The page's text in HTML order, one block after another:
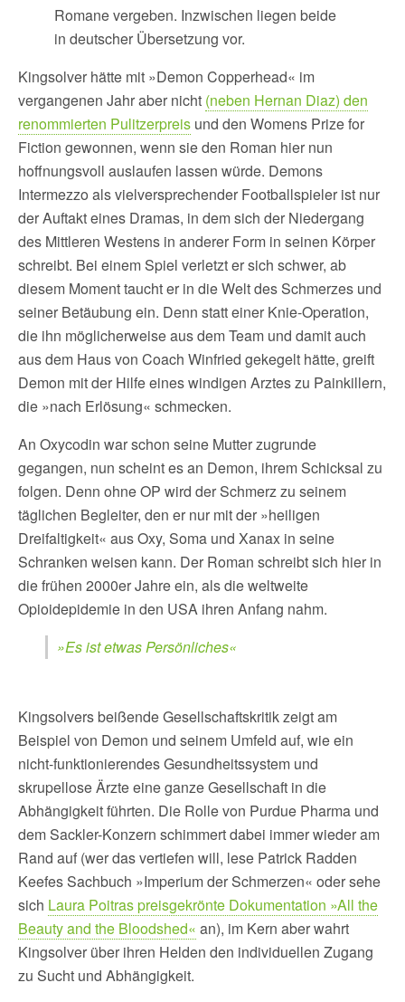
Romane vergeben. Inzwischen liegen beide
in deutscher Übersetzung vor.
Kingsolver hätte mit »Demon Copperhead« im
vergangenen Jahr aber nicht (neben Hernan Diaz) den
renommierten Pulitzerpreis und den Womens Prize for
Fiction gewonnen, wenn sie den Roman hier nun
hoffnungsvoll auslaufen lassen würde. Demons
Intermezzo als vielversprechender Footballspieler ist nur
der Auftakt eines Dramas, in dem sich der Niedergang
des Mittleren Westens in anderer Form in seinen Körper
schreibt. Bei einem Spiel verletzt er sich schwer, ab
diesem Moment taucht er in die Welt des Schmerzes und
seiner Betäubung ein. Denn statt einer Knie-Operation,
die ihn möglicherweise aus dem Team und damit auch
aus dem Haus von Coach Winfried gekegelt hätte, greift
Demon mit der Hilfe eines windigen Arztes zu Painkillern,
die »nach Erlösung« schmecken.
An Oxycodin war schon seine Mutter zugrunde
gegangen, nun scheint es an Demon, ihrem Schicksal zu
folgen. Denn ohne OP wird der Schmerz zu seinem
täglichen Begleiter, den er nur mit der »heiligen
Dreifaltigkeit« aus Oxy, Soma und Xanax in seine
Schranken weisen kann. Der Roman schreibt sich hier in
die frühen 2000er Jahre ein, als die weltweite
Opioidepidemie in den USA ihren Anfang nahm.
»Es ist etwas Persönliches«
Kingsolvers beißende Gesellschaftskritik zeigt am
Beispiel von Demon und seinem Umfeld auf, wie ein
nicht-funktionierendes Gesundheitssystem und
skrupellose Ärzte eine ganze Gesellschaft in die
Abhängigkeit führten. Die Rolle von Purdue Pharma und
dem Sackler-Konzern schimmert dabei immer wieder am
Rand auf (wer das vertiefen will, lese Patrick Radden
Keefes Sachbuch »Imperium der Schmerzen« oder sehe
sich Laura Poitras preisgekrönte Dokumentation »All the
Beauty and the Bloodshed« an), im Kern aber wahrt
Kingsolver über ihren Helden den individuellen Zugang
zu Sucht und Abhängigkeit.